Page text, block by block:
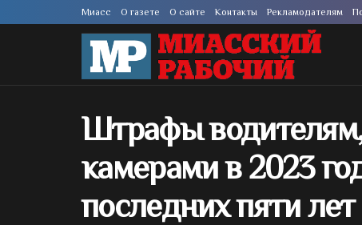
Миасс О газете О сайте Контакты Рекламодателям
Штрафы
камерами в 2023
последних пяти лет